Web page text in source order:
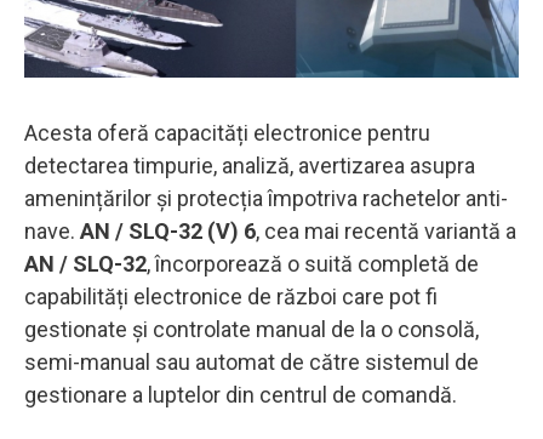
Acesta oferă capacități electronice pentru
detectarea timpurie, analiză, avertizarea asupra
amenințărilor și protecția împotriva rachetelor anti-
nave. AN / SLQ-32 (V) 6, cea mai recentă variantă a
AN / SLQ-32, încorporează o suită completă de
capabilități electronice de război care pot fi
gestionate și controlate manual de la o consolă,
semi-manual sau automat de către sistemul de
gestionare a luptelor din centrul de comandă.